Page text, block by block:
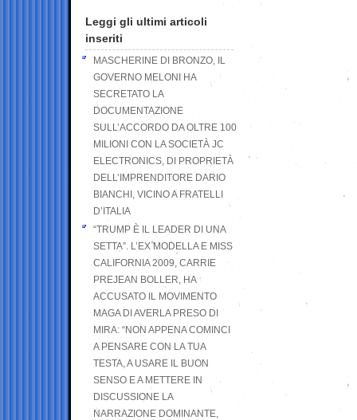
Leggi gli ultimi articoli
inseriti
MASCHERINE DI BRONZO, IL
GOVERNO MELONI HA
SECRETATO LA
DOCUMENTAZIONE
SULL’ACCORDO DA OLTRE 100
MILIONI CON LA SOCIETÀ JC
ELECTRONICS, DI PROPRIETÀ
DELL’IMPRENDITORE DARIO
BIANCHI, VICINO A FRATELLI
D’ITALIA
“TRUMP È IL LEADER DI UNA
SETTA”. L’EX MODELLA E MISS
CALIFORNIA 2009, CARRIE
PREJEAN BOLLER, HA
ACCUSATO IL MOVIMENTO
MAGA DI AVERLA PRESO DI
MIRA: “NON APPENA COMINCI
A PENSARE CON LA TUA
TESTA, A USARE IL BUON
SENSO E A METTERE IN
DISCUSSIONE LA
NARRAZIONE DOMINANTE,